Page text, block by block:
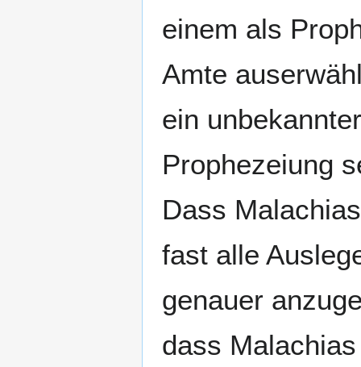
einem als
Amte
ein
Prophezeiung
Dass
fast alle
genauer
dass